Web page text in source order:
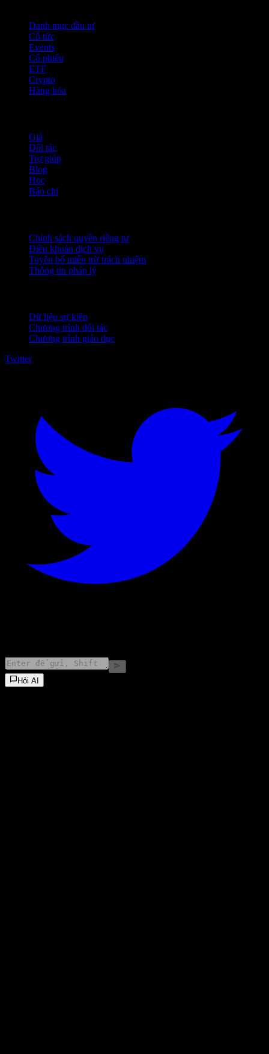
Danh mục đầu tư
Cổ tức
Events
Cổ phiếu
ETF
Crypto
Hàng hóa
Giá
Đối tác
Trợ giúp
Blog
Học
Báo chí
Chính sách quyền riêng tư
Điều khoản dịch vụ
Tuyên bố miễn trừ trách nhiệm
Thông tin pháp lý
Dữ liệu sự kiện
Chương trình đối tác
Chương trình giáo dục
Twitter
Hỏi AI